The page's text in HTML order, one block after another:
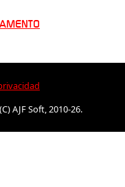
AJF Soft, 2010-26.